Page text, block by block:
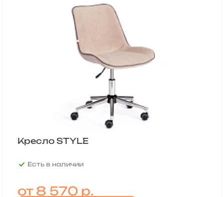
Кресло STYLE
Есть в наличии
от 8 570 р.